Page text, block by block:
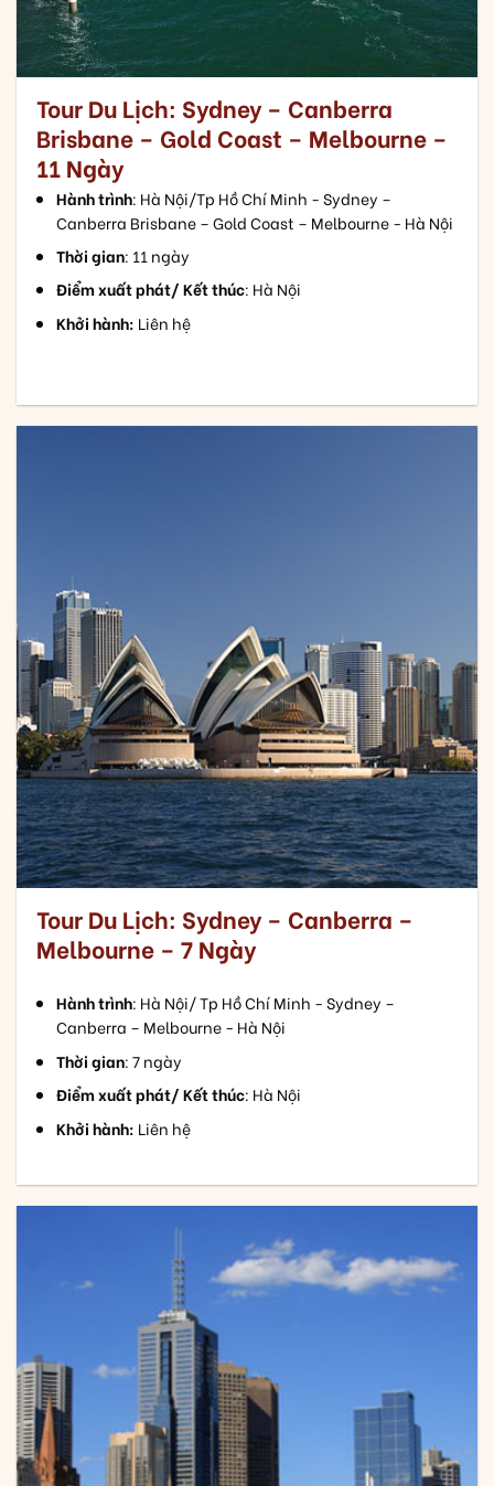
Tour Du Lịch: Sydney – Canberra
Brisbane – Gold Coast – Melbourne –
11 Ngày
Hành trình: Hà Nội/Tp Hồ Chí Minh - Sydney –
Canberra Brisbane – Gold Coast – Melbourne - Hà Nội
Thời gian: 11 ngày
Điểm xuất phát/ Kết thúc: Hà Nội
Khởi hành: Liên hệ
Tour Du Lịch: Sydney – Canberra –
Melbourne – 7 Ngày
Hành trình: Hà Nội/ Tp Hồ Chí Minh - Sydney –
Canberra – Melbourne - Hà Nội
Thời gian: 7 ngày
Điểm xuất phát/ Kết thúc: Hà Nội
Khởi hành: Liên hệ